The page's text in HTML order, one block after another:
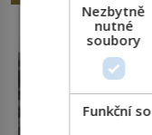
Tato veselá
nejpodivnějších
Nezbytně
nutné
soubory
Funkční